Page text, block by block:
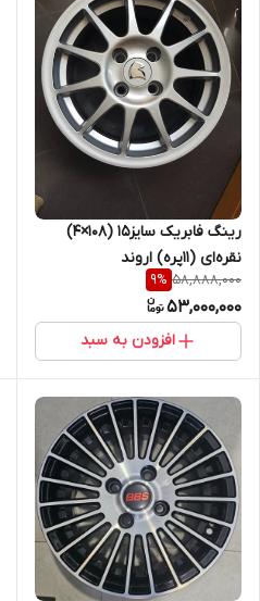
رینگ فابریک سایز۱۵ (۱۰۸×۴)
نقره‌ای (۱۱پره) اروند
58,888,000
9%
53,000,000
افزودن به سبد